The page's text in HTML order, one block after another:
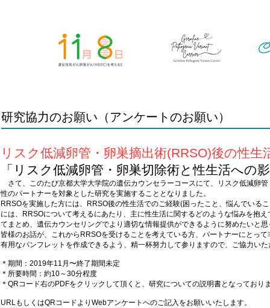
研究協力のお願い（アンケートのお願い）
リスク低減卵管・卵巣摘出術(RRSO)後の性
「リスク低減卵管・卵巣切除術と性生活への
さて、このたび京都大学大学院の遺伝カウンセラーコースにて、リスク低減卵
性のパートナーを対象とした研究を実施することとなりました。
RRSOを実施した方には、RRSO後の性生活でのご経験(困ったこと、悩んでい
には、RRSOについて考えるにあたり、主に性生活に関するどのような悩みを抱
てまとめ、遺伝カウンセリングでより適切な情報提供ができるように努めたいと
皆様のお話が、これからRRSOを受けることを考えている方、パートナーにとっ
有用なパンフレットを作成できるよう、精一杯努力して参りますので、ご協力い
＊期間：2019年11月〜終了期間未定
＊所要時間：約10～30分程度
＊QRコード右のPDFをクリックして頂くと、研究についての説明書となってお
URLもしくはQRコードよりWebアンケートへのご記入をお願いいたします。